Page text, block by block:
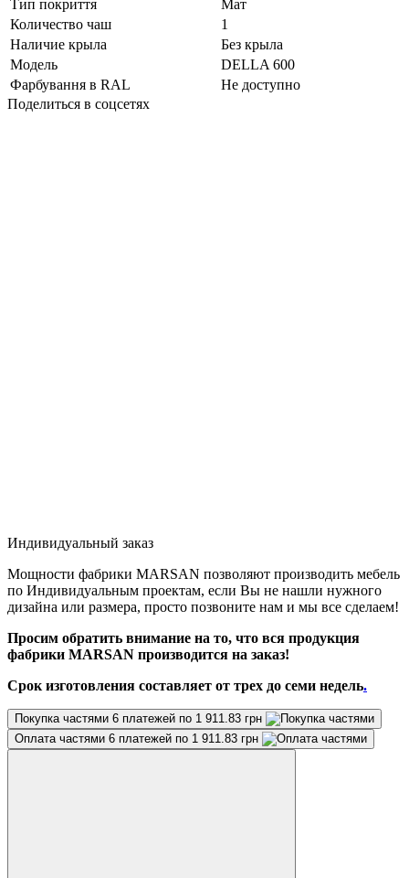
Тип покриття
Мат
Количество чаш
1
Наличие крыла
Без крыла
Модель
DELLA 600
Фарбування в RAL
Не доступно
Поделиться в соцсетях
Индивидуальный заказ
Мощности фабрики MARSAN позволяют производить мебель
по Индивидуальным проектам, если Вы не нашли нужного
дизайна или размера, просто позвоните нам и мы все сделаем!
Просим обратить внимание на то, что вся продукция
фабрики MARSAN производится на заказ!
Срок изготовления составляет от трех до семи недель.
Покупка частями 6 платежей по 1 911.83 грн
Оплата частями 6 платежей по 1 911.83 грн